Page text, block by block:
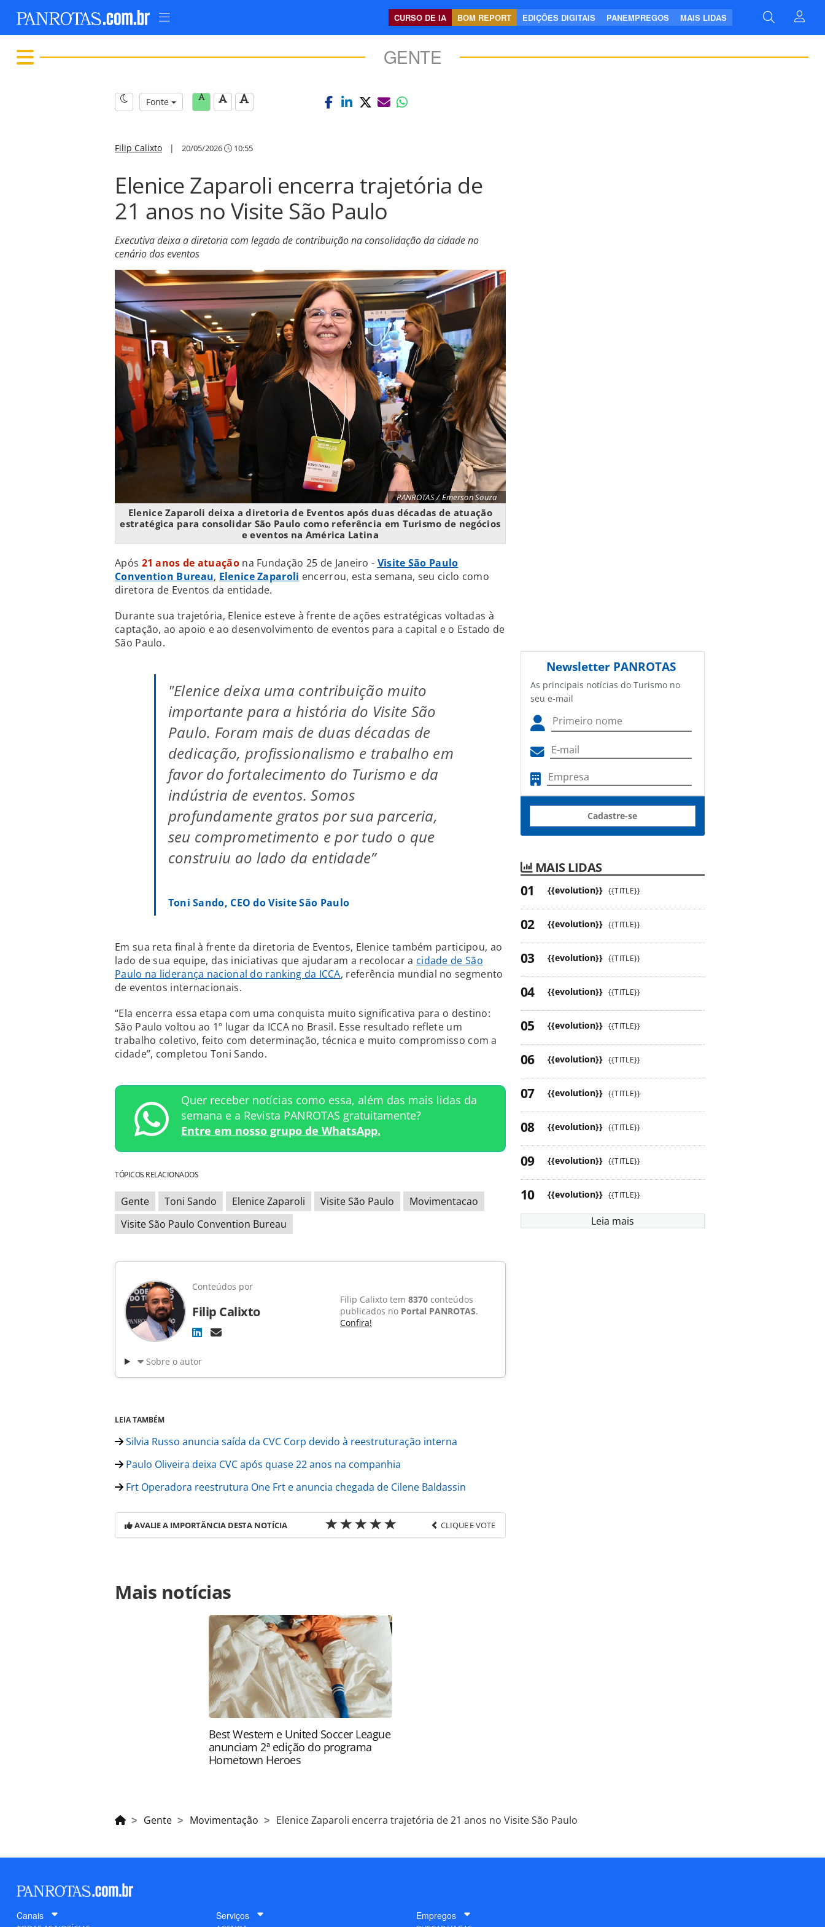
CURSO DE IA BOM REPORT EDIÇÕES DIGITAIS PANEMPREGOS MAIS LIDAS
GENTE
Fonte
Filip Calixto | 20/05/2026 10:55
Elenice Zaparoli encerra trajetória de
21 anos no Visite São Paulo
Executiva deixa a diretoria com legado de contribuição na consolidação da cidade no
cenário dos eventos
PANROTAS / Emerson Souza
Elenice Zaparoli deixa a diretoria de Eventos após duas décadas de atuação
estratégica para consolidar São Paulo como referência em Turismo de negócios
e eventos na América Latina
Após 21 anos de atuaçãona Fundação 25 de Janeiro - Visite São Paulo
Convention Bureau, Elenice Zaparoli encerrou, esta semana, seu ciclo como
diretora de Eventos da entidade.
Durante sua trajetória, Elenice esteve à frente de ações estratégicas voltadas à
captação, ao apoio e ao desenvolvimento de eventos para a capital e o Estado de
São Paulo.
"Elenice deixa uma contribuição muito
importante para a história do Visite São
Paulo. Foram mais de duas décadas de
dedicação, profissionalismo e trabalho em
favor do fortalecimento do Turismo e da
indústria de eventos. Somos
profundamente gratos por sua parceria,
seu comprometimento e por tudo o que
construiu ao lado da entidade”
Toni Sando, CEO do Visite São Paulo
Em sua reta final à frente da diretoria de Eventos, Elenice também participou, ao
lado de sua equipe, das iniciativas que ajudaram a recolocar a cidade de São
Paulo na liderança nacional do ranking da ICCA, referência mundial no segmento
de eventos internacionais.
“Ela encerra essa etapa com uma conquista muito significativa para o destino:
São Paulo voltou ao 1º lugar da ICCA no Brasil. Esse resultado reflete um
trabalho coletivo, feito com determinação, técnica e muito compromisso com a
cidade”, completou Toni Sando.
Quer receber notícias como essa, além das mais lidas da
semana e a Revista PANROTAS gratuitamente?
Entre em nosso grupo de WhatsApp.
TÓPICOS RELACIONADOS
Gente Toni Sando Elenice Zaparoli Visite São Paulo
Movimentacao
Visite São Paulo Convention Bureau
Conteúdos por
Filip Calixto
Filip Calixto tem 8370 conteúdos
publicados no Portal PANROTAS.
Confira!
Sobre o autor
LEIA TAMBÉM
Silvia Russo anuncia saída da CVC Corp devido à reestruturação interna
Paulo Oliveira deixa CVC após quase 22 anos na companhia
Frt Operadora reestrutura One Frt e anuncia chegada de Cilene Baldassin
AVALIE A IMPORTÂNCIA DESTA NOTÍCIA CLIQUE E VOTE
https://www.panrotas.com.br/gente/movimentacao/2026/05/elenice-zaparoli-encerra-
trajetoria-de-21-anos-no-visite-sao-paulo_228683.html ou as ferramentas oferecidas na
página. Todo o conteúdo produzido pela PANROTAS Editora é protegido pela legislação
brasileira sobre direito autoral. Não reproduza o conteúdo sem autorização da
PANROTAS Editora (copyright@panrotas.com.br).
Mais notícias
Best Western e United Soccer League
anunciam 2ª edição do programa
Hometown Heroes
Newsletter PANROTAS
As principais notícias do Turismo no
seu e-mail
Cadastre-se
MAIS LIDAS
{{evolution}} {{TITLE}}
{{evolution}} {{TITLE}}
{{evolution}} {{TITLE}}
{{evolution}} {{TITLE}}
{{evolution}} {{TITLE}}
{{evolution}} {{TITLE}}
{{evolution}} {{TITLE}}
{{evolution}} {{TITLE}}
{{evolution}} {{TITLE}}
{{evolution}} {{TITLE}}
Leia mais
Gente Movimentação Elenice Zaparoli encerra trajetória de 21 anos no Visite São Paulo
Canais Serviços Empregos